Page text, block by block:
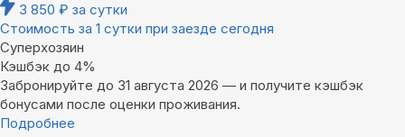
3 850 ₽ за сутки
Стоимость за 1 сутки при заезде сегодня
Суперхозяин
Кэшбэк до 4%
Забронируйте до 31 августа 2026 — и получите кэшбэк
бонусами после оценки проживания.
Подробнее